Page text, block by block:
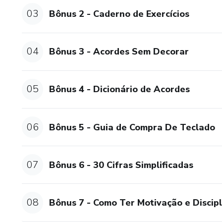
03 Bônus 2 - Caderno de Exercícios
04 Bônus 3 - Acordes Sem Decorar
05 Bônus 4 - Dicionário de Acordes
06 Bônus 5 - Guia de Compra De Teclado
07 Bônus 6 - 30 Cifras Simplificadas
08 Bônus 7 - Como Ter Motivação e